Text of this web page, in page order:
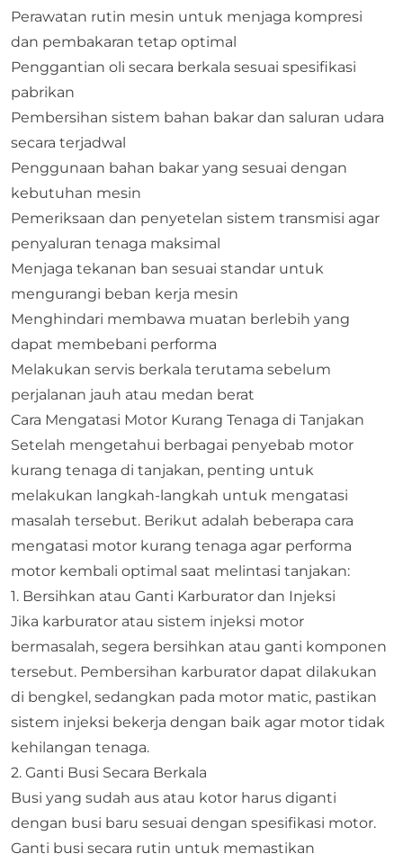
Perawatan rutin mesin untuk menjaga kompresi
dan pembakaran tetap optimal
Penggantian oli secara berkala sesuai spesifikasi
pabrikan
Pembersihan sistem bahan bakar dan saluran udara
secara terjadwal
Penggunaan bahan bakar yang sesuai dengan
kebutuhan mesin
Pemeriksaan dan penyetelan sistem transmisi agar
penyaluran tenaga maksimal
Menjaga tekanan ban sesuai standar untuk
mengurangi beban kerja mesin
Menghindari membawa muatan berlebih yang
dapat membebani performa
Melakukan servis berkala terutama sebelum
perjalanan jauh atau medan berat
Cara Mengatasi Motor Kurang Tenaga di Tanjakan
Setelah mengetahui berbagai penyebab motor
kurang tenaga di tanjakan, penting untuk
melakukan langkah-langkah untuk mengatasi
masalah tersebut. Berikut adalah beberapa cara
mengatasi motor kurang tenaga agar performa
motor kembali optimal saat melintasi tanjakan:
1. Bersihkan atau Ganti Karburator dan Injeksi
Jika karburator atau sistem injeksi motor
bermasalah, segera bersihkan atau ganti komponen
tersebut. Pembersihan karburator dapat dilakukan
di bengkel, sedangkan pada motor matic, pastikan
sistem injeksi bekerja dengan baik agar motor tidak
kehilangan tenaga.
2. Ganti Busi Secara Berkala
Busi yang sudah aus atau kotor harus diganti
dengan busi baru sesuai dengan spesifikasi motor.
Ganti busi secara rutin untuk memastikan